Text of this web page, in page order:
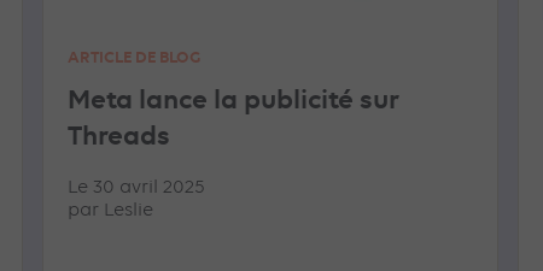
ARTICLE DE BLOG
Meta lance la publicité sur
Threads
Le 30 avril 2025
par Leslie